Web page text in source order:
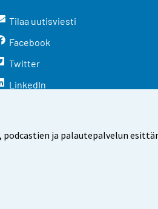
ja palautepalvelun
Tilaa uutisviesti
Facebook
Twitter
LinkedIn